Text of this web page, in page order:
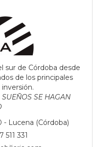
sur de Córdoba desde
de los principales
SE HAGAN
- Lucena (Córdoba)
511 331